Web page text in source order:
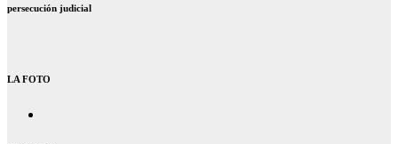
persecución judicial
LA FOTO